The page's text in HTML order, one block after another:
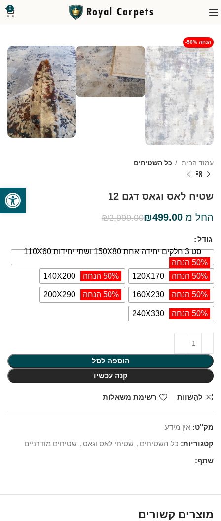
0
-50% הנחה
עמוד הבית כל השטיחים
שטיח לאס וגאס דגם 12
החל מ
₪499.00
₪2,999.00
גודל
סט 3 חלקים יחידה אחת 150X80 ושתי יחידות 110X60
50% הנחה
120X170
50% הנחה 140X200 50% הנחה
160X230 50% הנחה 200X290 50% הנחה
240X330 50% הנחה
הוספה לסל
קנה עכשיו
לְהַשְׁווֹת רשימת משאלות
מק"ט: אין מידע
קטגוריות: כל השטיחים , שטיחי לאס וגאס, שטיחים מודרניים
שתף:
מוצרים קשורים
פתח